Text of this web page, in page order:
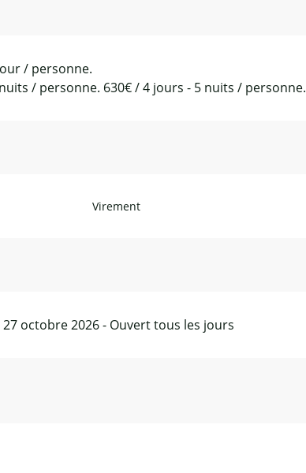
/ personne.
/ personne. 630€ / 4 jours - 5 nuits / personne.
Virement
octobre 2026 - Ouvert tous les jours